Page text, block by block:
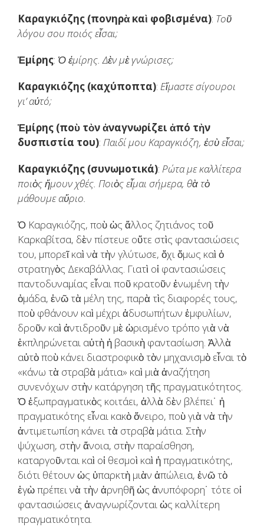
Καραγκιόζης (πονηρὰ καὶ φοβισμένα): Τοῦ
λόγου σου ποιός εἶσαι;
Ἐμίρης: Ὁ ἐμίρης. Δὲν μὲ γνώρισες;
Καραγκιόζης (καχύποπτα): Εἴμαστε σίγουροι
γι’ αὐτό;
Ἐμίρης (ποὺ τὸν ἀναγνωρίζει ἀπό τὴν
δυσπιστία του): Παιδί μου Καραγκιόζη, ἐσὺ εἶσαι;
Καραγκιόζης (συνωμοτικά): Ρώτα με καλλίτερα
ποιὸς ἤμουν χθές. Ποιὸς εἶμαι σήμερα, θὰ τὸ
μάθουμε αὔριο.
Ὁ Καραγκιόζης, ποὺ ὡς ἄλλος ζητιάνος τοῦ
Καρκαβίτσα, δὲν πίστευε οὔτε στὶς φαντασιώσεις
του, μπορεῖ καὶ νὰ τὴν γλύτωσε, ὄχι ὅμως καὶ ὁ
στρατηγὸς Δεκαβάλλας. Γιατὶ οἱ φαντασιώσεις
παντοδυναμίας εἶναι ποῦ κρατοῦν ἑνωμένη τὴν
ὁμάδα, ἐνῶ τὰ μέλη της, παρὰ τὶς διαφορές τους,
ποὺ φθάνουν καὶ μέχρι ἀδυσωπήτων ἐμφυλίων,
δροῦν καὶ ἀντιδροῦν μὲ ὡρισμένο τρόπο γιὰ νὰ
ἐκπληρώνεται αὐτὴ ἡ βασικὴ φαντασίωση. Ἀλλὰ
αὐτὸ ποὺ κάνει διαστροφικὸ τὸν μηχανισμὸ εἶναι τὸ
«κάνω τὰ στραβὰ μάτια» καὶ μιὰ ἀναζήτηση
συνενόχων στὴν κατάργηση τῆς πραγματικότητος.
Ὁ ἐξωπραγματικὸς κοιτάει, ἀλλὰ δὲν βλέπει˙ ἡ
πραγματικότης εἶναι κακὸ ὄνειρο, ποὺ γιὰ νὰ τὴν
ἀντιμετωπίση κάνει τὰ στραβὰ μάτια. Στὴν
ψύχωση, στὴν ἄνοια, στὴν παραίσθηση,
καταργοῦνται καὶ οἱ θεσμοὶ καὶ ἡ πραγματικότης,
διότι θέτουν ὡς ὑπαρκτὴ μιὰν ἀπώλεια, ἐνῶ τὸ
ἐγὼ πρέπει νὰ τὴν ἀρνηθῆ ὡς ἀνυπόφορη˙ τότε οἱ
φαντασιώσεις ἀναγνωρίζονται ὡς καλλίτερη
πραγματικότητα.